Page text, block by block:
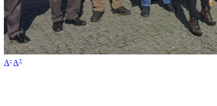
A- A+